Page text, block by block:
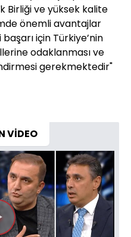
Birliği ve yüksek kalite
önemli avantajlar
için Türkiye’nin
odaklanması ve
gerekmektedir"
VİDEO